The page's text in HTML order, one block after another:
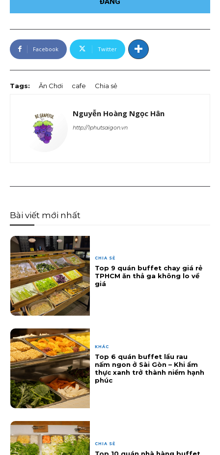
Facebook Twitter
Tags: Ăn Chơi cafe Chia sẻ
Nguyễn Hoàng Ngọc Hân
http://1phutsaigon.vn
Bài viết mới nhất
CHIA SẺ
Top 9 quán buffet chay giá rẻ
TPHCM ăn thả ga không lo về
giá
KHÁC
Top 6 quán buffet lẩu rau
nấm ngon ở Sài Gòn – Khi ẩm
thực xanh trở thành niềm hạnh
phúc
CHIA SẺ
Top 10 quán nhà hàng buffet